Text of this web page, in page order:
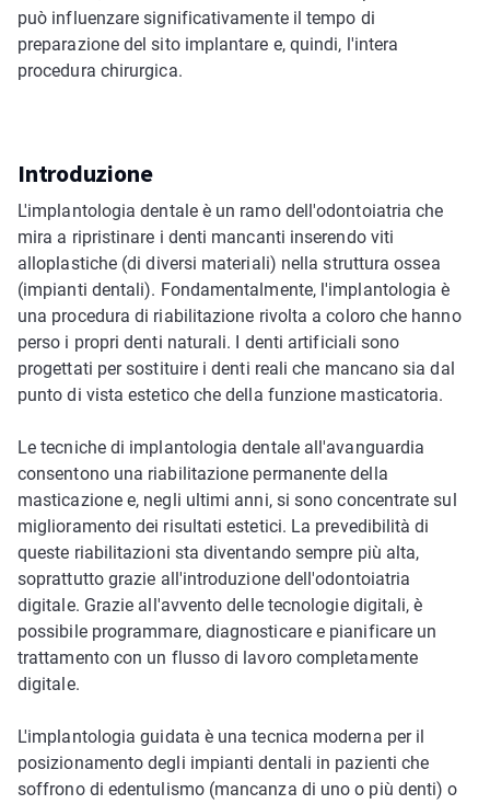
può influenzare significativamente il tempo di
preparazione del sito implantare e, quindi, l'intera
procedura chirurgica.
Introduzione
L'implantologia dentale è un ramo dell'odontoiatria che
mira a ripristinare i denti mancanti inserendo viti
alloplastiche (di diversi materiali) nella struttura ossea
(impianti dentali). Fondamentalmente, l'implantologia è
una procedura di riabilitazione rivolta a coloro che hanno
perso i propri denti naturali. I denti artificiali sono
progettati per sostituire i denti reali che mancano sia dal
punto di vista estetico che della funzione masticatoria.
Le tecniche di implantologia dentale all'avanguardia
consentono una riabilitazione permanente della
masticazione e, negli ultimi anni, si sono concentrate sul
miglioramento dei risultati estetici. La prevedibilità di
queste riabilitazioni sta diventando sempre più alta,
soprattutto grazie all'introduzione dell'odontoiatria
digitale. Grazie all'avvento delle tecnologie digitali, è
possibile programmare, diagnosticare e pianificare un
trattamento con un flusso di lavoro completamente
digitale.
L'implantologia guidata è una tecnica moderna per il
posizionamento degli impianti dentali in pazienti che
soffrono di edentulismo (mancanza di uno o più denti) o